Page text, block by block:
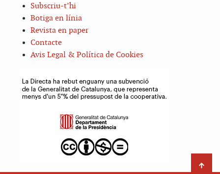
Subscriu-t’hi
Botiga en línia
Revista en paper
Contacte
Avis Legal & Política de Cookies